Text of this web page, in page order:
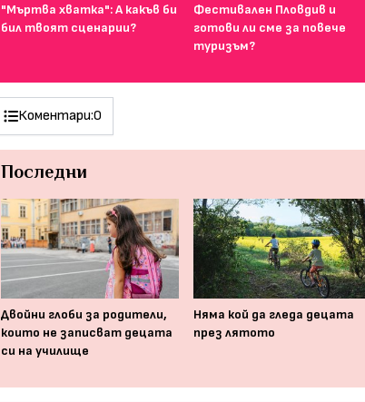
"Мъртва хватка": А какъв би
бил твоят сценарии?
Фестивален Пловдив и
готови ли сме за повече
туризъм?
Коментари:0
Последни
Двойни глоби за родители,
които не записват децата
си на училище
Няма кой да гледа децата
през лятото